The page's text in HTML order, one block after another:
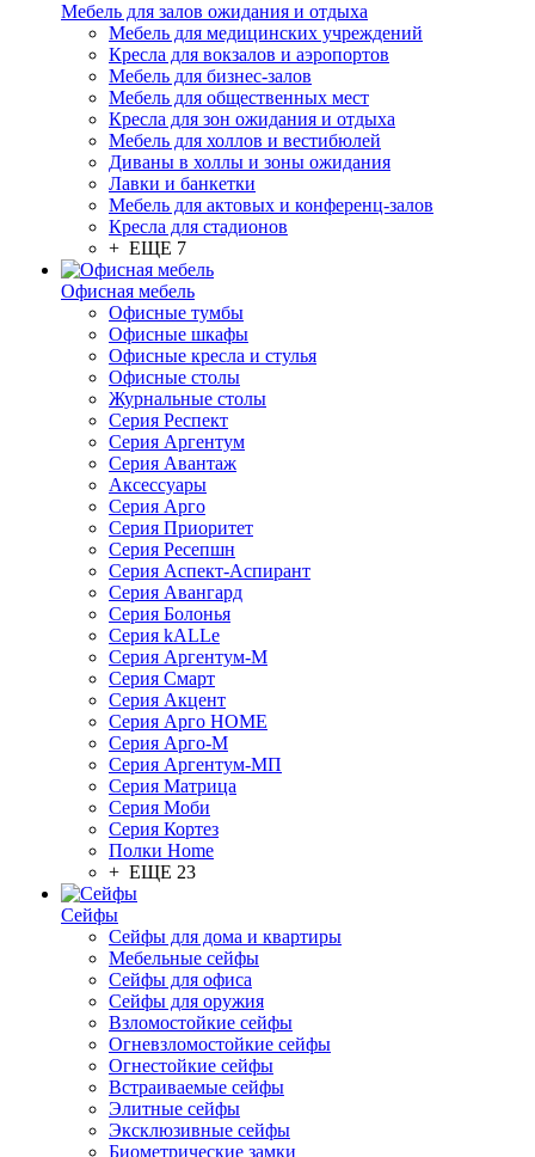
Мебель для залов ожидания и отдыха
Мебель для медицинских учреждений
Кресла для вокзалов и аэропортов
Мебель для бизнес-залов
Мебель для общественных мест
Кресла для зон ожидания и отдыха
Мебель для холлов и вестибюлей
Диваны в холлы и зоны ожидания
Лавки и банкетки
Мебель для актовых и конференц-залов
Кресла для стадионов
+ ЕЩЕ 7
Офисная мебель
Офисные тумбы
Офисные шкафы
Офисные кресла и стулья
Офисные столы
Журнальные столы
Серия Респект
Серия Аргентум
Серия Авантаж
Аксессуары
Серия Арго
Серия Приоритет
Серия Ресепшн
Серия Аспект-Аспирант
Серия Авангард
Серия Болонья
Серия kALLe
Серия Аргентум-М
Серия Смарт
Серия Акцент
Серия Арго HOME
Серия Арго-М
Серия Аргентум-МП
Серия Матрица
Серия Моби
Серия Кортез
Полки Home
+ ЕЩЕ 23
Сейфы
Сейфы для дома и квартиры
Мебельные сейфы
Сейфы для офиса
Сейфы для оружия
Взломостойкие сейфы
Огневзломостойкие сейфы
Огнестойкие сейфы
Встраиваемые сейфы
Элитные сейфы
Эксклюзивные сейфы
Биометрические замки